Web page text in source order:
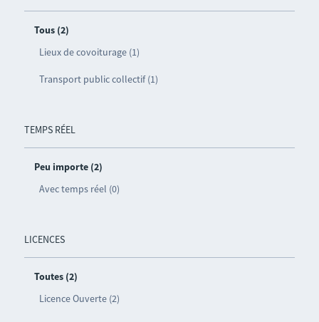
Tous (2)
Lieux de covoiturage (1)
Transport public collectif (1)
TEMPS RÉEL
Peu importe (2)
Avec temps réel (0)
LICENCES
Toutes (2)
Licence Ouverte (2)